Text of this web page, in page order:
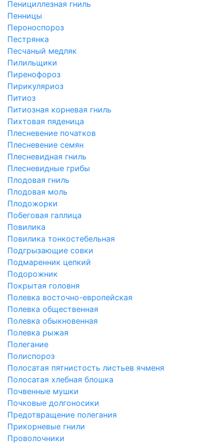
Пенициллезная гниль
Пенницы
Пероноспороз
Пестрянка
Песчаный медляк
Пилильщики
Пиренофороз
Пирикуляриоз
Питиоз
Питиозная корневая гниль
Пихтовая пяденица
Плесневение початков
Плесневение семян
Плесневидная гниль
Плесневидные грибы
Плодовая гниль
Плодовая моль
Плодожорки
Побеговая галлица
Повилика
Повилика тонкостебельная
Подгрызающие совки
Подмаренник цепкий
Подорожник
Покрытая головня
Полевка восточно-европейская
Полевка общественная
Полевка обыкновенная
Полевка рыжая
Полегание
Полиспороз
Полосатая пятнистость листьев ячменя
Полосатая хлебная блошка
Почвенные мушки
Почковые долгоносики
Предотвращение полегания
Прикорневые гнили
Проволочники